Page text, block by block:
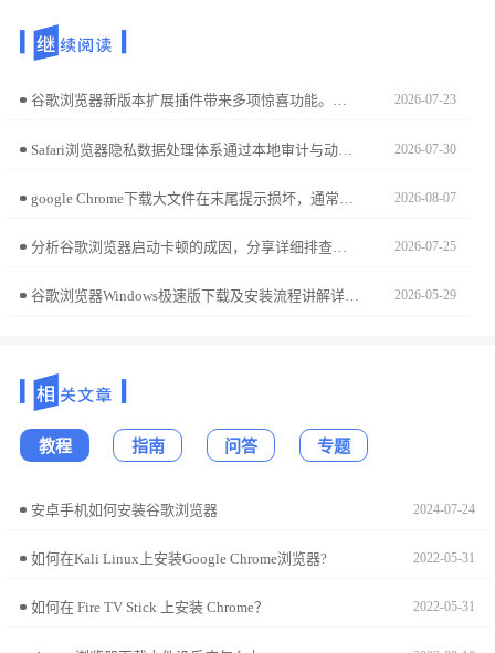
谷歌浏览器新版本扩展插件带来多项惊喜功能。文章详细解析新插件应用和操作技巧，帮助用户快速掌握新功能，提高浏览器使用效率。 2026-07-23
Safari浏览器隐私数据处理体系通过本地审计与动态隔离构建安全屏障。本文解析该架构的核心技术逻辑，带您深入理解苹果对跨站追踪行为的主动阻断防御体系。 2026-07-30
2026-08-07
分析谷歌浏览器启动卡顿的成因，分享详细排查步骤和优化方法，帮助用户显著提升启动速度和稳定性。 2026-07-25
谷歌浏览器Windows极速版下载及安装流程讲解详细下载、安装及配置步骤，帮助用户快速完成安装并优化性能。 2026-05-29
教程 指南 问答 专题
安卓手机如何安装谷歌浏览器 2024-07-24
如何在Kali Linux上安装Google Chrome浏览器? 2022-05-31
如何在 Fire TV Stick 上安装 Chrome？ 2022-05-31